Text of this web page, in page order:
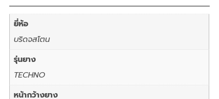
ยี่ห้อ
บริดจสโตน
รุ่นยาง
TECHNO
หน้ากว้างยาง